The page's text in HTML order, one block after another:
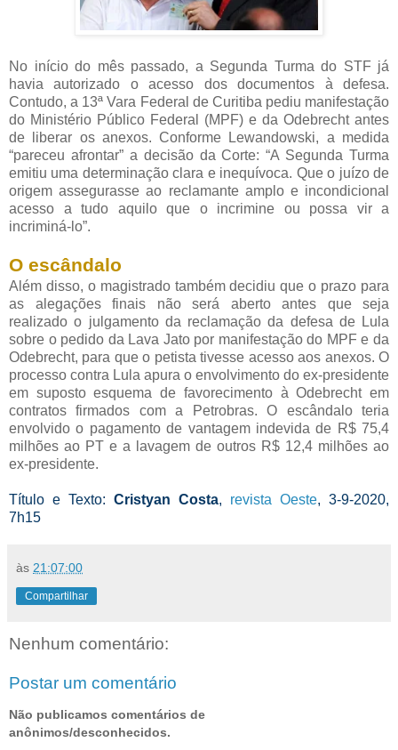
No início do mês passado, a Segunda Turma do STF já
havia autorizado o acesso dos documentos à defesa.
Contudo, a 13ª Vara Federal de Curitiba pediu manifestação
do Ministério Público Federal (MPF) e da Odebrecht antes
de liberar os anexos. Conforme Lewandowski, a medida
“pareceu afrontar” a decisão da Corte: “A Segunda Turma
emitiu uma determinação clara e inequívoca. Que o juízo de
origem assegurasse ao reclamante amplo e incondicional
acesso a tudo aquilo que o incrimine ou possa vir a
incriminá-lo”.
O escândalo
Além disso, o magistrado também decidiu que o prazo para
as alegações finais não será aberto antes que seja
realizado o julgamento da reclamação da defesa de Lula
sobre o pedido da Lava Jato por manifestação do MPF e da
Odebrecht, para que o petista tivesse acesso aos anexos. O
processo contra Lula apura o envolvimento do ex-presidente
em suposto esquema de favorecimento à Odebrecht em
contratos firmados com a Petrobras. O escândalo teria
envolvido o pagamento de vantagem indevida de R$ 75,4
milhões ao PT e a lavagem de outros R$ 12,4 milhões ao
ex-presidente.
Título e Texto: Cristyan Costa, revista Oeste, 3-9-2020,
7h15
às 21:07:00
Compartilhar
Nenhum comentário:
Postar um comentário
Não publicamos comentários de
anônimos/desconhecidos.